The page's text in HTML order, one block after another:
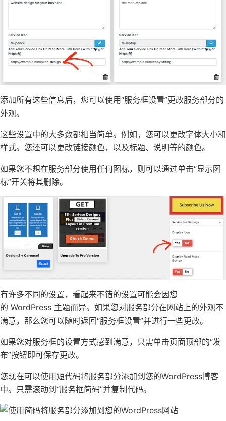
添加所有这些信息后，您可以使用“服务框设置”更改服务部分的
外观。
这些设置中的大多数都相当简单。例如，您可以更改字体大小和
样式。您还可以更改链接颜色，以及标题、说明等的颜色。
如果您不想在服务部分使用任何图标，则可以通过单击“显示图
标”开关将其删除。
有许多不同的设置，看起来不错的设置可能会因您
的 WordPress 主题而异。如果您对服务部分在网站上的外观不
满意，那么您可以随时返回“服务框设置”并进行一些更改。
如果您对服务框的设置方式感到满意，只需单击页面顶部的“发
布”按钮即可保存更改。
您现在可以使用短代码将服务部分添加到您的WordPress博客
中。只需滚动到“服务框简码”并复制代码。